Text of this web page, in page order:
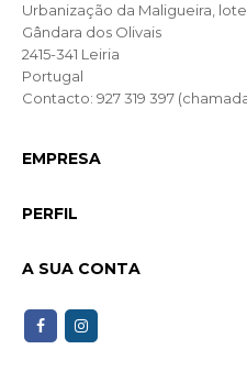
Urbanização da Maligueira, lote
Gândara dos Olivais
2415-341 Leiria
Portugal
Contacto: 927 319 397
EMPRESA
PERFIL
A SUA CONTA